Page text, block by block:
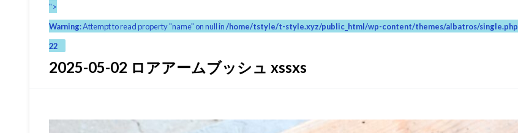
">
Warning: Attempt to read property "name" on null in /home/tstyle/t-style.xyz/public_html/wp-content/themes/albatros/single.php
22
2025-05-02 ロアアームブッシュ xssxs